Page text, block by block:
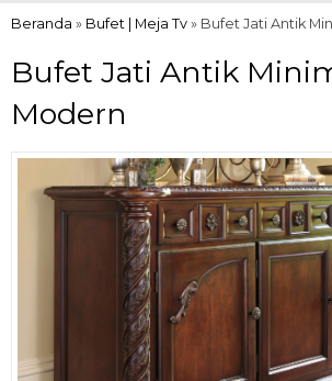
Beranda » Bufet | Meja Tv » Bufet Jati Antik
Bufet Jati Antik
Modern